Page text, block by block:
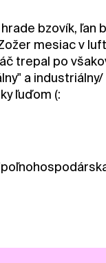
bzovík, ľan
mesiac v
trepal po
a
ľuďom (: